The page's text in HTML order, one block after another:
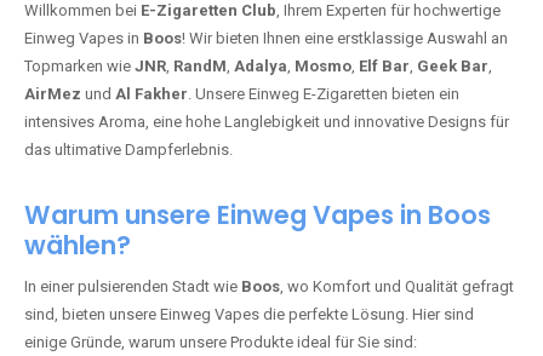
Willkommen bei E-Zigaretten Club, Ihrem Experten für hochwertige
Einweg Vapes in Boos! Wir bieten Ihnen eine erstklassige Auswahl an
Topmarken wie JNR, RandM, Adalya, Mosmo, Elf Bar, Geek Bar,
AirMez und Al Fakher. Unsere Einweg E-Zigaretten bieten ein
intensives Aroma, eine hohe Langlebigkeit und innovative Designs für
das ultimative Dampferlebnis.
Warum unsere Einweg Vapes in Boos
wählen?
In einer pulsierenden Stadt wie Boos, wo Komfort und Qualität gefragt
sind, bieten unsere Einweg Vapes die perfekte Lösung. Hier sind
einige Gründe, warum unsere Produkte ideal für Sie sind: